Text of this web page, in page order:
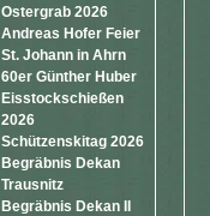
Ostergrab 2026
Andreas Hofer Feier
St. Johann in Ahrn
60er Günther Huber
Eisstockschießen
2026
Schützenskitag 2026
Begräbnis Dekan
Trausnitz
Begräbnis Dekan II